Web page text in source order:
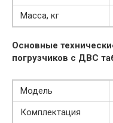
Масса, кг
Основные
погрузчиков с ДВС
Модель
Комплектация